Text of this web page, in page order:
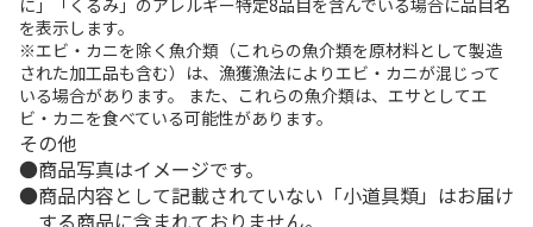
を表示します。
※エビ・カニを除く魚介類（これらの魚介類を原材料として製造
された加工品も含む）は、漁獲漁法によりエビ・カニが混じって
いる場合があります。 また、これらの魚介類は、エサとしてエ
ビ・カニを食べている可能性があります。
その他
商品写真はイメージです。
商品内容として記載されていない「小道具類」はお届け
する商品に含まれておりません。